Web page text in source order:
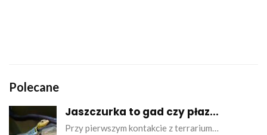
Polecane
Jaszczurka to gad czy płaz...
Przy pierwszym kontakcie z terrarium…